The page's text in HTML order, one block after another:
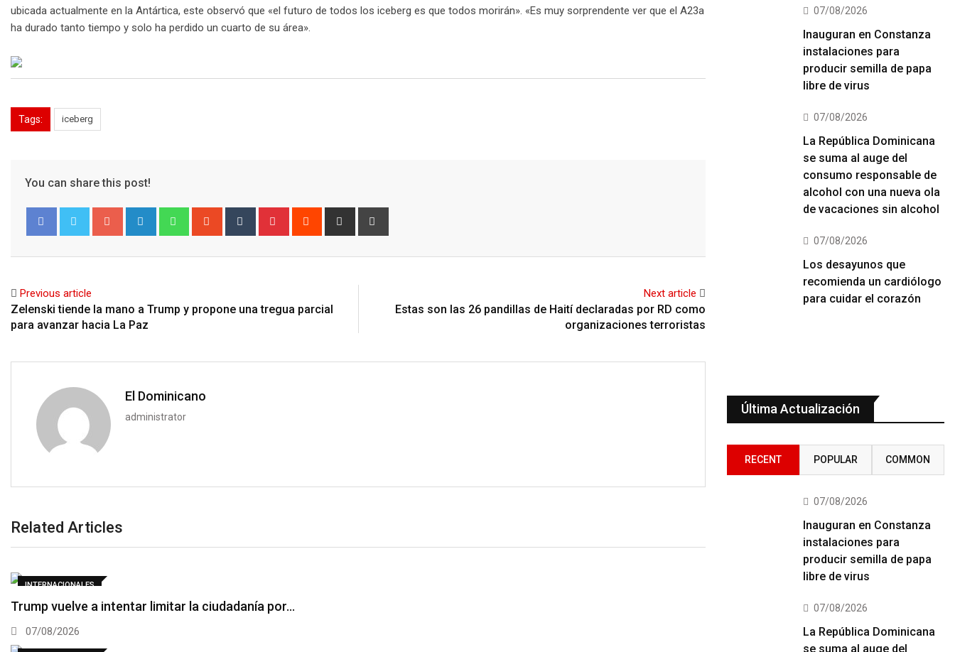
ubicada actualmente en la Antártica, este observó que «el futuro de todos los iceberg es que todos morirán». «Es muy sorprendente ver que el A23a
ha durado tanto tiempo y solo ha perdido un cuarto de su área».
Tags: iceberg
You can share this post!
Google+ LinkedIn WhatsappStumbleUpon
Tumblr Pinterest Reddit
Share
Previous article
Zelenski tiende la mano a Trump y propone una tregua parcial
para avanzar hacia La Paz
Next article
Estas son las 26 pandillas de Haití declaradas por RD como
organizaciones terroristas
El Dominicano
administrator
Related Articles
INTERNACIONALES
Trump vuelve a intentar limitar la ciudadanía por…
07/08/2026
07/08/2026
Inauguran en Constanza
instalaciones para
producir semilla de papa
libre de virus
07/08/2026
La República Dominicana
se suma al auge del
consumo responsable de
alcohol con una nueva ola
de vacaciones sin alcohol
07/08/2026
Los desayunos que
recomienda un cardiólogo
para cuidar el corazón
Última Actualización
RECENT POPULAR COMMON
07/08/2026
Inauguran en Constanza
instalaciones para
producir semilla de papa
libre de virus
07/08/2026
La República Dominicana
se suma al auge del